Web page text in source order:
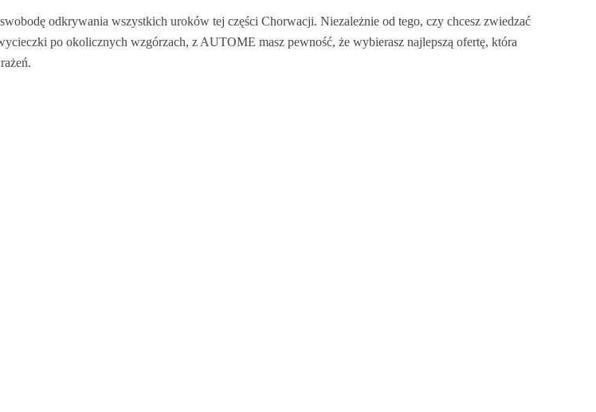
odkrywania wszystkich uroków tej części Chorwacji. Niezależnie od tego, czy chcesz zwiedzać
po okolicznych wzgórzach, z AUTOME masz pewność, że wybierasz najlepszą ofertę, która